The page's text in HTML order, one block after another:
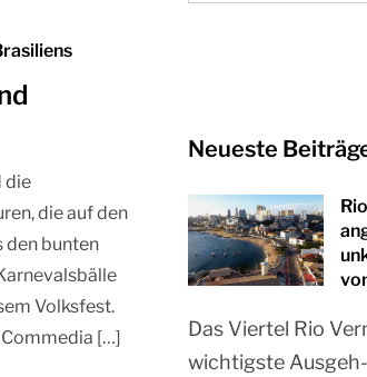
die
die auf den
den bunten
Volksfest.
[…]
Neueste
Das Viertel Rio
wichtigste